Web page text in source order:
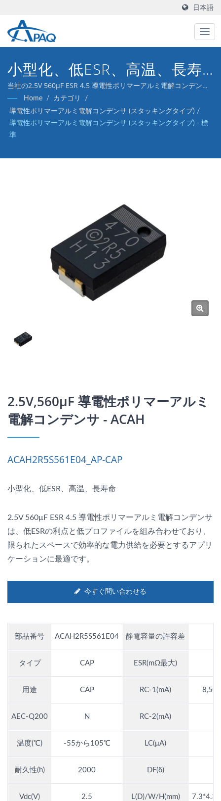
日本語
小型化、低ESR、高温、長寿
命
当社の2.5V 560μF ESR 4.5 導電性ポリマーアルミ電解コンデンサ
は、DC-DCコンバータ、電圧レギュレータ、およびデカップリン
グアプリケーションに対応するように設計されています。
Home / カテゴリ
/
導電性ポリマーアルミ電解コンデンサ (スタッキングタイプ) /
導電性ポリマーアルミ電解コンデンサ (スタッキングタイプ) - 標
準
2.5V,560μF 導電性ポリマーアルミ
電解コンデンサ - ACAH
ACAH2R5S561E04_AP-CAP
小型化、低ESR、高温、長寿命
2.5V 560μF ESR 4.5 導電性ポリマーアルミ電解コンデンサ
は、低ESRの利点と低プロファイルを組み合わせており、
限られたスペースで効率的な電力供給を必要とするアプリ
ケーションに最適です。
今すぐ問い合わせる
部品番号 ACAH2R5S561E04 静電容量の許容差
タイプ CAP ESR(mΩ最大)
用途 CAP RC-1(mA)
AEC-Q200 N RC-2(mA)
温度(℃) -55から105℃ LC(μA)
耐久性(h) 2000 DF(δ)
Vdc(V) 2.5 L(D)/W/H(mm)